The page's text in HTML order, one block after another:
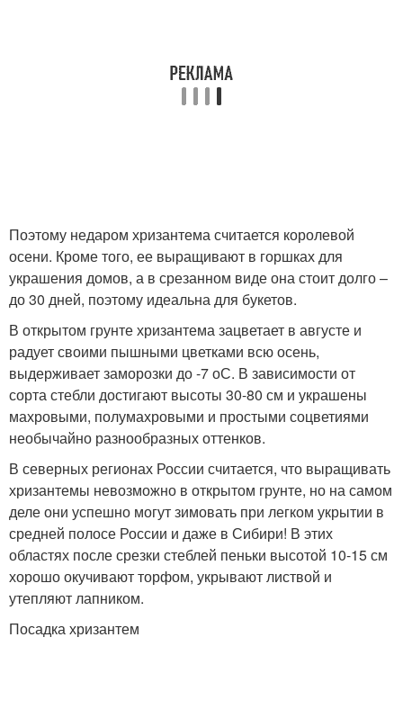
Поэтому недаром хризантема считается королевой
осени. Кроме того, ее выращивают в горшках для
украшения домов, а в срезанном виде она стоит долго –
до 30 дней, поэтому идеальна для букетов.
В открытом грунте хризантема зацветает в августе и
радует своими пышными цветками всю осень,
выдерживает заморозки до -7 оС. В зависимости от
сорта стебли достигают высоты 30-80 см и украшены
махровыми, полумахровыми и простыми соцветиями
необычайно разнообразных оттенков.
В северных регионах России считается, что выращивать
хризантемы невозможно в открытом грунте, но на самом
деле они успешно могут зимовать при легком укрытии в
средней полосе России и даже в Сибири! В этих
областях после срезки стеблей пеньки высотой 10-15 см
хорошо окучивают торфом, укрывают листвой и
утепляют лапником.
Посадка хризантем